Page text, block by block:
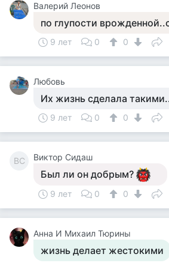
Валерий Леонов
по глупости
9 лет 0 0
Любовь
Их жизнь сделала
9 лет 0 0
ВС Виктор Сидаш
Был ли он добрым?
9 лет 0 0
Анна И Михаил Тюрины
жизнь делает жестокими